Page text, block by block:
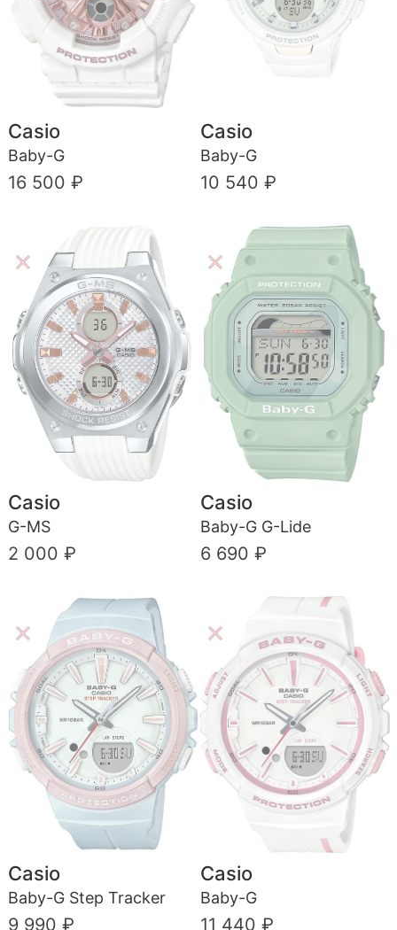
Casio
Baby-G
16 500 ₽
Casio
Baby-G
10 540 ₽
Casio
G-MS
2 000 ₽
Casio
Baby-G G-Lide
6 690 ₽
Casio
Baby-G Step Tracker
9 990 ₽
Casio
Baby-G
11 440 ₽